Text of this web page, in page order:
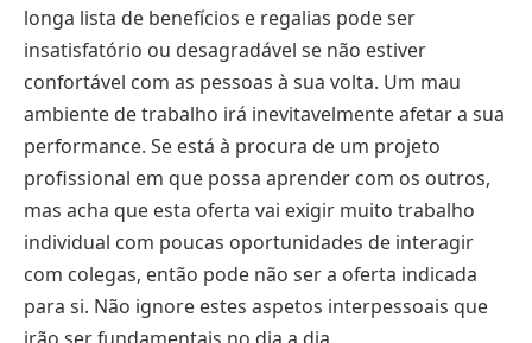
longa lista de benefícios e regalias pode ser
insatisfatório ou desagradável se não estiver
confortável com as pessoas à sua volta. Um mau
ambiente de trabalho irá inevitavelmente afetar a sua
performance. Se está à procura de um projeto
profissional em que possa aprender com os outros,
mas acha que esta oferta vai exigir muito trabalho
individual com poucas oportunidades de interagir
com colegas, então pode não ser a oferta indicada
para si. Não ignore estes aspetos interpessoais que